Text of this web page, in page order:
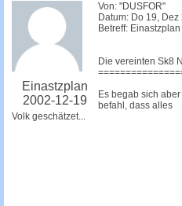
Einastzplan
2002-12-19
Von: "DUSFOR"
Datum: Do 19,
Betreff:
Die vereinten Sk8
Es begab sich
befahl, dass alles
Volk geschätzet...